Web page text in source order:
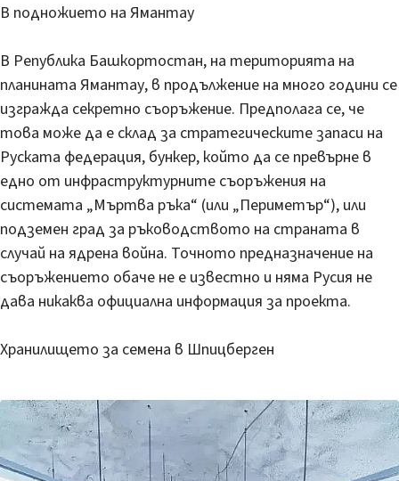
В подножието на Ямантау
В Република Башкортостан, на територията на
планината Ямантау, в продължение на много години се
изгражда секретно съоръжение. Предполага се, че
това може да е склад за стратегическите запаси на
Руската федерация, бункер, който да се превърне в
едно от инфраструктурните съоръжения на
системата „Мъртва ръка“ (или „Периметър“), или
подземен град за ръководството на страната в
случай на ядрена война. Точното предназначение на
съоръжението обаче не е известно и няма Русия не
дава никаква официална информация за проекта.
Хранилището за семена в Шпицберген